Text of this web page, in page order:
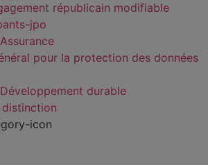
républicain modifiable
jpo
pour la protection des données
durable
distinction